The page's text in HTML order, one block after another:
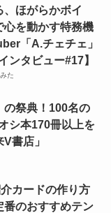
、ほがらかボイ
心を動かす特務機
「A.チェチェ」
ンタビュー#17】
た
の祭典！100名の
シ本170冊以上を
書店」
カードの作り方
番のおすすめテン